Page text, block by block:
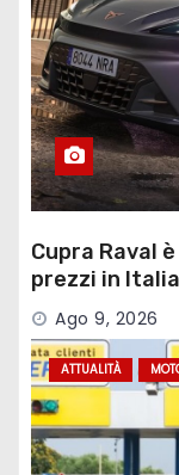
Cupra Raval
prezzi in Italia
Ago 9, 2026
ATTUALITÀ